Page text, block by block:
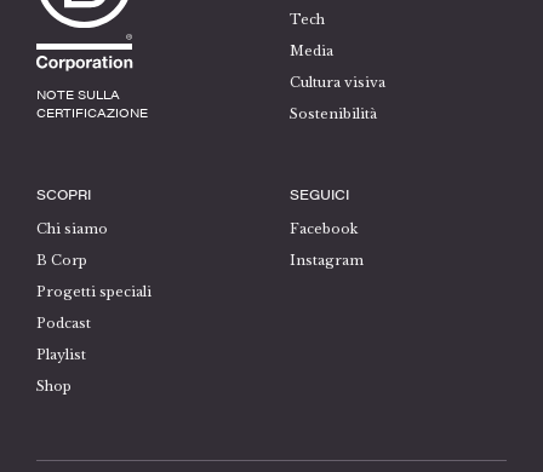
NOTE SULLA
CERTIFICAZIONE
Tech
Media
Cultura visiva
Sostenibilità
SCOPRI
Chi siamo
B Corp
Progetti speciali
Podcast
Playlist
Shop
SEGUICI
Facebook
Instagram